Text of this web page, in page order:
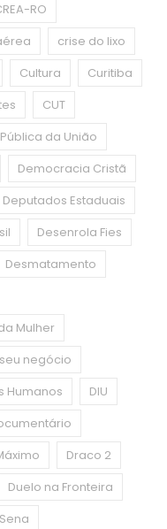
RO
crise do lixo
Cultura
Curitiba
CUT
da União
Democracia Cristã
Deputados Estaduais
Desenrola Fies
Desmatamento
Mulher
negócio
Humanos
DIU
Draco 2
Duelo na Fronteira